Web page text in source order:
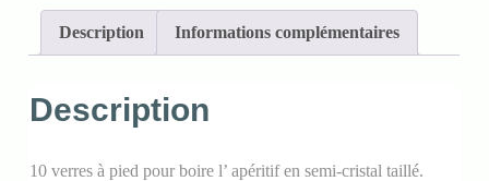
Description Informations complémentaires
Description
10 verres à pied pour boire l’ apéritif en semi-cristal taillé.